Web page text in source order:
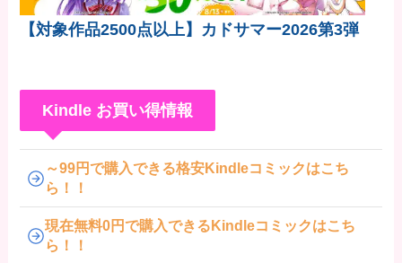
【対象作品2500点以上】カドサマー2026第3弾
Kindle お買い得情報
～99円で購入できる格安Kindleコミックはこち
ら！！
現在無料0円で購入できるKindleコミックはこち
ら！！